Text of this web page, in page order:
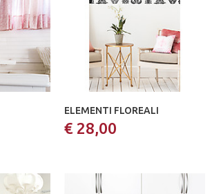
ELEMENTI FLOREALI
€ 28,00